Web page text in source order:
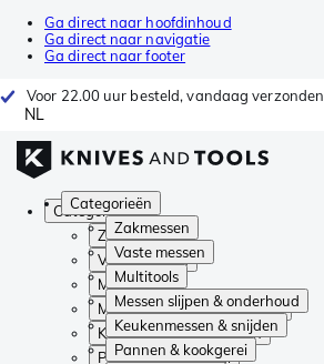
Ga direct naar hoofdinhoud
Ga direct naar navigatie
Ga direct naar footer
Voor 22.00 uur besteld, vandaag verzonden
NL
Categorieën
Zakmessen
Vaste messen
Multitools
Messen slijpen & onderhoud
Keukenmessen & snijden
Pannen & kookgerei
Categorieën
Zakmessen
Vaste messen
Multitools
Messen slijpen & onderhoud
Keukenmessen & snijden
Pannen & kookgerei